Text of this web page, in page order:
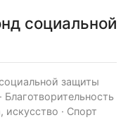
социальной
защиты
· Благотворительность
искусство · Спорт